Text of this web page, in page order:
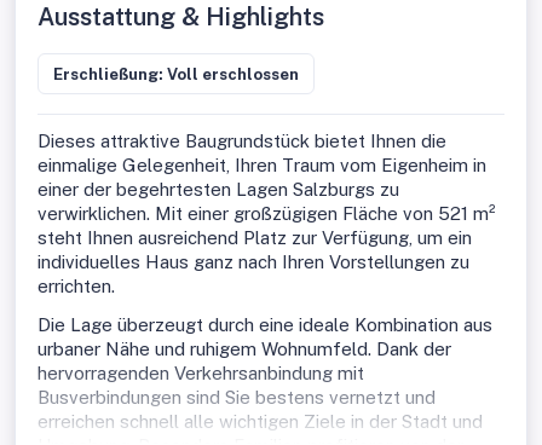
Ausstattung & Highlights
Erschließung: Voll erschlossen
Dieses attraktive Baugrundstück bietet Ihnen die
einmalige Gelegenheit, Ihren Traum vom Eigenheim in
einer der begehrtesten Lagen Salzburgs zu
verwirklichen. Mit einer großzügigen Fläche von 521 m²
steht Ihnen ausreichend Platz zur Verfügung, um ein
individuelles Haus ganz nach Ihren Vorstellungen zu
errichten.
Die Lage überzeugt durch eine ideale Kombination aus
urbaner Nähe und ruhigem Wohnumfeld. Dank der
hervorragenden Verkehrsanbindung mit
Busverbindungen sind Sie bestens vernetzt und
erreichen schnell alle wichtigen Ziele in der Stadt und